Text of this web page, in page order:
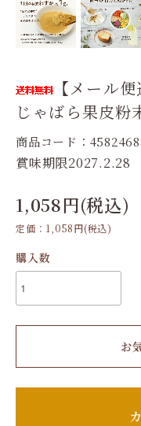
【メール
じゃばら果皮粉
商品コード：
賞味期限2027.2.28
1,058円(税込)
定価：1,058円(税込)
購入数
お